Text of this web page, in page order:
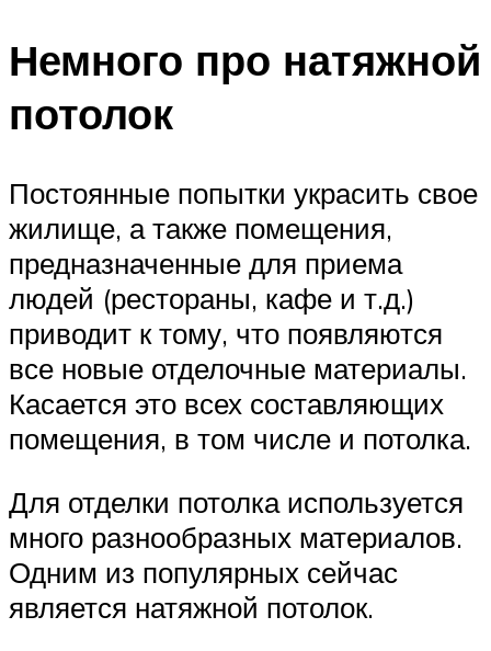
Немного про натяжной
потолок
Постоянные попытки украсить свое
жилище, а также помещения,
предназначенные для приема
людей (рестораны, кафе и т.д.)
приводит к тому, что появляются
все новые отделочные материалы.
Касается это всех составляющих
помещения, в том числе и потолка.
Для отделки потолка используется
много разнообразных материалов.
Одним из популярных сейчас
является натяжной потолок.